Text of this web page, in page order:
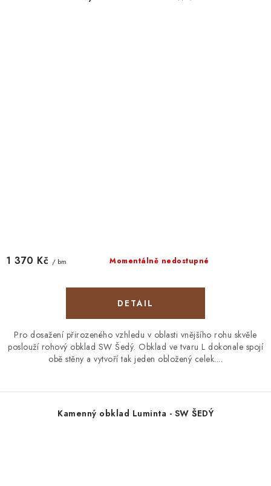
Momentálně nedostupné
1 370 Kč / bm
Pro dosažení přirozeného vzhledu v oblasti vnějšího rohu skvěle
poslouží rohový obklad SW Šedý. Obklad ve tvaru L dokonale spojí
obě stěny a vytvoří tak jeden obložený celek....
Kamenný obklad Luminta - SW ŠEDÝ